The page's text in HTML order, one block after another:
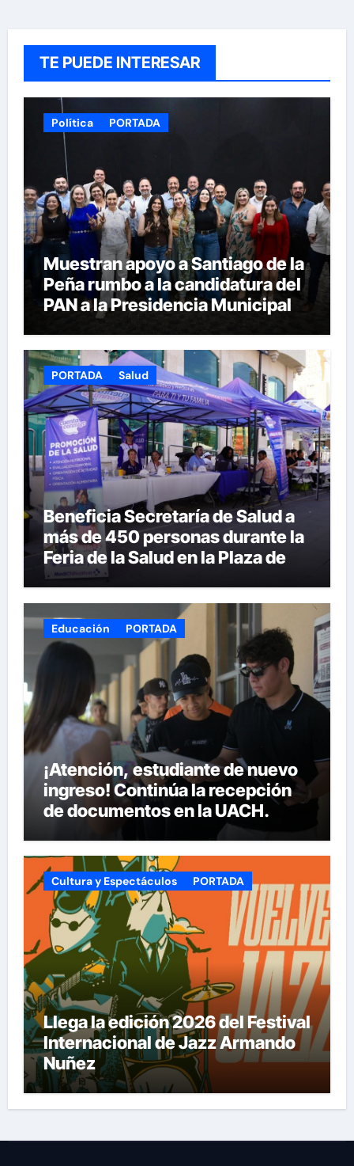
TE PUEDE INTERESAR
Política PORTADA
Muestran apoyo a Santiago de la
Peña rumbo a la candidatura del
PAN a la Presidencia Municipal
PORTADA Salud
Beneficia Secretaría de Salud a
más de 450 personas durante la
Feria de la Salud en la Plaza de
Armas
Educación PORTADA
¡Atención, estudiante de nuevo
ingreso! Continúa la recepción
de documentos en la UACH.
Cultura y Espectáculos PORTADA
Llega la edición 2026 del Festival
Internacional de Jazz Armando
Nuñez